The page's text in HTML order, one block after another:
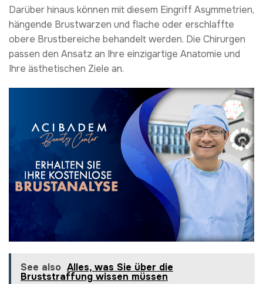
Darüber hinaus können mit diesem Eingriff Asymmetrien,
hängende Brustwarzen und flache oder erschlaffte
obere Brustbereiche behandelt werden. Die Chirurgen
passen den Ansatz an Ihre einzigartige Anatomie und
Ihre ästhetischen Ziele an.
See also Alles, was Sie über die
Bruststraffung wissen müssen